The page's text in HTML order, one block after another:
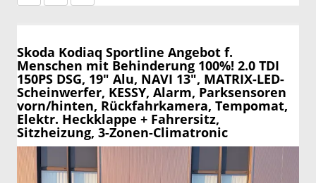
Skoda Kodiaq Sportline Angebot f.
Menschen mit Behinderung 100%! 2.0 TDI
150PS DSG, 19" Alu, NAVI 13", MATRIX-LED-
Scheinwerfer, KESSY, Alarm, Parksensoren
vorn/hinten, Rückfahrkamera, Tempomat,
Elektr. Heckklappe + Fahrersitz,
Sitzheizung, 3-Zonen-Climatronic